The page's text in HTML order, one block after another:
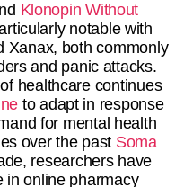
Klonopin Without
notable with
Xanax, both commonly
and panic attacks.
healthcare continues
to adapt in response
for mental health
over the past Soma
researchers have
in online pharmacy